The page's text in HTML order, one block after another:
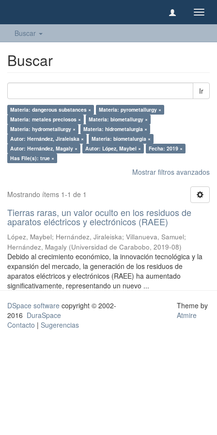
Buscar
Buscar
Ir
Materia: dangerous substances ×
Materia: pyrometallurgy ×
Materia: metales preciosos ×
Materia: biometallurgy ×
Materia: hydrometallurgy ×
Materia: hidrometalurgia ×
Autor: Hernández, Jiraleiska ×
Materia: biometalurgia ×
Autor: Hernández, Magaly ×
Autor: López, Maybel ×
Fecha: 2019 ×
Has File(s): true ×
Mostrar filtros avanzados
Mostrando ítems 1-1 de 1
Tierras raras, un valor oculto en los residuos de
aparatos eléctricos y electrónicos (RAEE)
López, Maybel; Hernández, Jiraleiska; Villanueva, Samuel;
Hernández, Magaly (Universidad de Carabobo, 2019-08)
Debido al crecimiento económico, la innovación tecnológica y la
expansión del mercado, la generación de los residuos de
aparatos eléctricos y electrónicos (RAEE) ha aumentado
significativamente, representando un nuevo ...
DSpace software copyright © 2002-
2016 DuraSpace
Contacto | Sugerencias
Theme by
Atmire